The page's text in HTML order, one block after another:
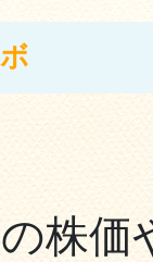
ョン
株価